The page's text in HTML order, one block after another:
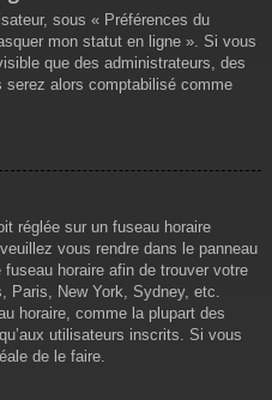
sous « Préférences du
mon statut en ligne ». Si vous
que des administrateurs, des
serez alors comptabilisé comme
réglée sur un fuseau horaire
vous rendre dans le panneau
horaire afin de trouver votre
Paris, New York, Sydney, etc.
horaire, comme la plupart des
utilisateurs inscrits. Si vous
de le faire.